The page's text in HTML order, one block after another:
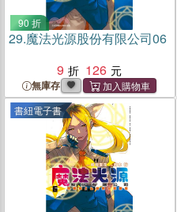
90 折
29.魔法光源股份有限公司06
9
126
無庫存
書紐電子書